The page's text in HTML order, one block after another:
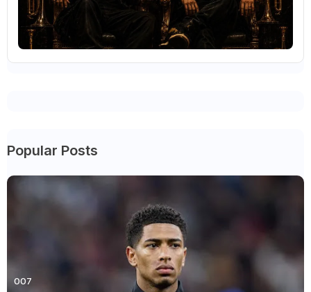
Popular Posts
007